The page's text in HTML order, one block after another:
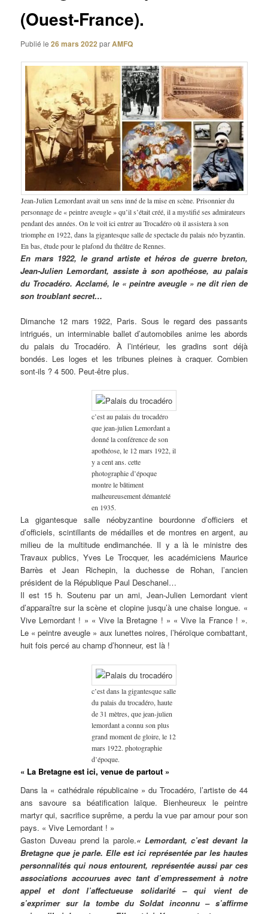
(Ouest-France).
Publié le26 mars 2022 parAMFQ
Jean-Julien Lemordant avait un sens inné de la mise en scène. Prisonnier du
personnage de « peintre aveugle » qu’il s’était créé, il a mystifié ses admirateurs
pendant des années. On le voit ici entrer au Trocadéro où il assistera à son
triomphe en 1922, dans la gigantesque salle de spectacle du palais néo byzantin.
En bas, étude pour le plafond du théâtre de Rennes.
En mars 1922, le grand artiste et héros de guerre breton,
Jean-Julien Lemordant, assiste à son apothéose, au palais
du Trocadéro. Acclamé, le « peintre aveugle » ne dit rien de
son troublant secret…
Dimanche 12 mars 1922, Paris. Sous le regard des passants
intrigués, un interminable ballet d’automobiles anime les abords
du palais du Trocadéro. À l’intérieur, les gradins sont déjà
bondés. Les loges et les tribunes pleines à craquer. Combien
sont-ils ? 4 500. Peut-être plus.
c’est au palais du trocadéro
que jean-julien Lemordant a
donné la conférence de son
apothéose, le 12 mars 1922, il
y a cent ans. cette
photographie d’époque
montre le bâtiment
malheureusement démantelé
en 1935.
La gigantesque salle néobyzantine bourdonne d’officiers et
d’officiels, scintillants de médailles et de montres en argent, au
milieu de la multitude endimanchée. Il y a là le ministre des
Travaux publics, Yves Le Trocquer, les académiciens Maurice
Barrès et Jean Richepin, la duchesse de Rohan, l’ancien
président de la République Paul Deschanel…
Il est 15 h. Soutenu par un ami, Jean-Julien Lemordant vient
d’apparaître sur la scène et clopine jusqu’à une chaise longue. «
Vive Lemordant ! » « Vive la Bretagne ! » « Vive la France ! ».
Le « peintre aveugle » aux lunettes noires, l’héroïque combattant,
huit fois percé au champ d’honneur, est là !
c’est dans la gigantesque salle
du palais du trocadéro, haute
de 31 mètres, que jean-julien
lemordant a connu son plus
grand moment de gloire, le 12
mars 1922. photographie
d’époque.
« La Bretagne est ici, venue de partout »
Dans la « cathédrale républicaine » du Trocadéro, l’artiste de 44
ans savoure sa béatification laïque. Bienheureux le peintre
martyr qui, sacrifice suprême, a perdu la vue par amour pour son
pays. « Vive Lemordant ! »
Gaston Duveau prend la parole.« Lemordant, c’est devant la
Bretagne que je parle. Elle est ici représentée par les hautes
personnalités qui nous entourent, représentée aussi par ces
associations accourues avec tant d’empressement à notre
appel et dont l’affectueuse solidarité – qui vient de
s’exprimer sur la tombe du Soldat inconnu – s’affirme